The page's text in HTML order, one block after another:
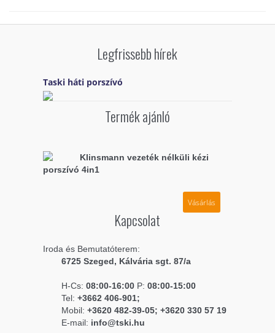
Legfrissebb hírek
Taski háti porszívó
Termék ajánló
Klinsmann vezeték nélküli kézi
porszívó 4in1
Vásárlás
Kapcsolat
Iroda és Bemutatóterem:
6725 Szeged, Kálvária sgt. 87/a
H-Cs: 08:00-16:00 P: 08:00-15:00
Tel: +3662 406-901;
Mobil: +3620 482-39-05; +3620 330 57 19
E-mail: info@tski.hu